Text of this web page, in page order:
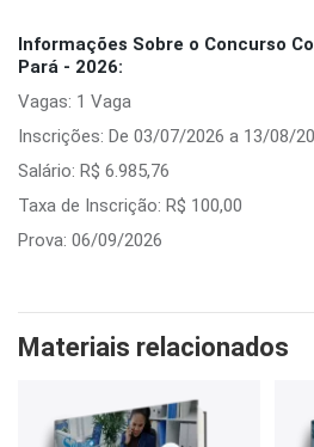
Informações Sobre o Concurso
Pará - 2026:
Vagas: 1 Vaga
Inscrições: De 03/07/2026 a 13/08/
Salário: R$ 6.985,76
Taxa de Inscrição: R$ 100,00
Prova: 06/09/2026
Materiais relacionados